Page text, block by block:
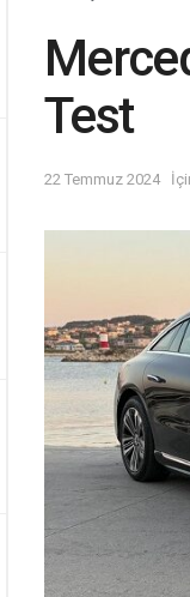
Test
22 Temmuz 2024